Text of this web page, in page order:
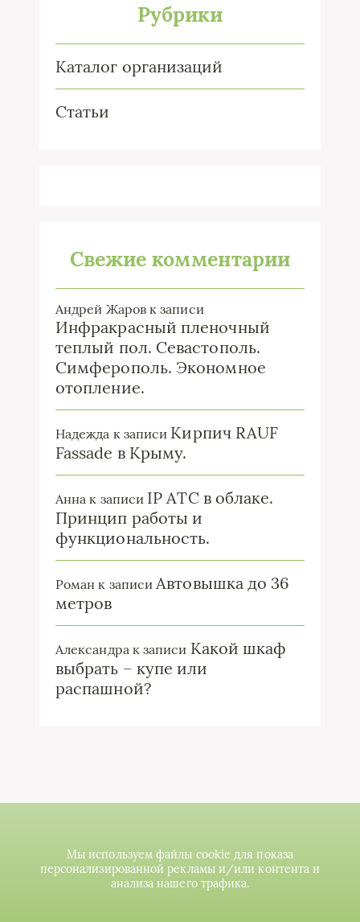
Рубрики
Каталог организаций
Статьи
Свежие комментарии
Андрей Жаровк записи
Инфракрасный пленочный
теплый пол. Севастополь.
Симферополь. Экономное
отопление.
Надежда к записи Кирпич RAUF
Fassade в Крыму.
Анна к записи IP ATC в облаке.
Принцип работы и
функциональность.
Роман к записи Автовышка до 36
метров
Александра к записи Какой шкаф
выбрать – купе или
распашной?
Мы используем файлы cookie для показа
персонализированной рекламы и/или контента и
анализа нашего трафика.